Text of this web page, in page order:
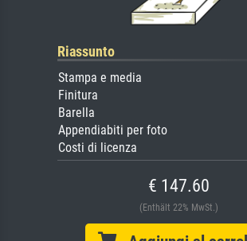
Riassunto
Stampa e media
Finitura
Barella
Appendiabiti per foto
Costi di licenza
€ 147.60
(Enthält 22% MwSt.)